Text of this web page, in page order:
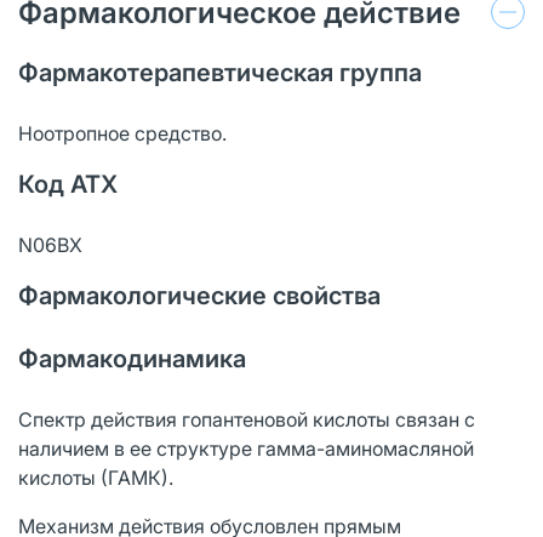
Фармакологическое действие
Фармакотерапевтическая группа
Ноотропное средство.
Код АТХ
N06BX
Фармакологические свойства
Фармакодинамика
Спектр действия гопантеновой кислоты связан с
наличием в ее структуре гамма-аминомасляной
кислоты (ГАМК).
Механизм действия обусловлен прямым